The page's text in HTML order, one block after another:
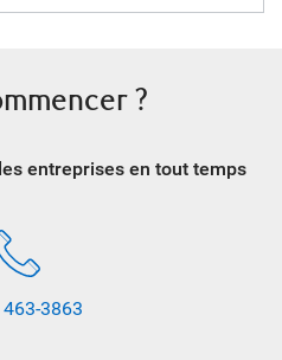
?
entreprises en tout temps
3863